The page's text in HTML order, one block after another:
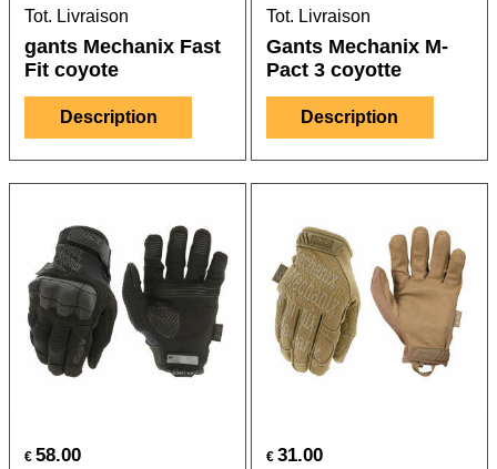
Tot. Livraison
gants Mechanix Fast
Fit coyote
Description
Tot. Livraison
Gants Mechanix M-
Pact 3 coyotte
Description
€ 58.00 € 31.00